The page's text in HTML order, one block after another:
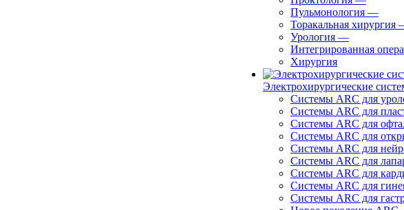
Пульмонология —
Торакальная хирургия
Урология —
Интегрированная
Хирургия
Электрохирургические
Системы ARC для
Системы ARC для
Системы ARC для
Системы ARC для
Системы ARC для
Системы ARC для
Системы ARC для
Системы ARC для
Системы ARC для